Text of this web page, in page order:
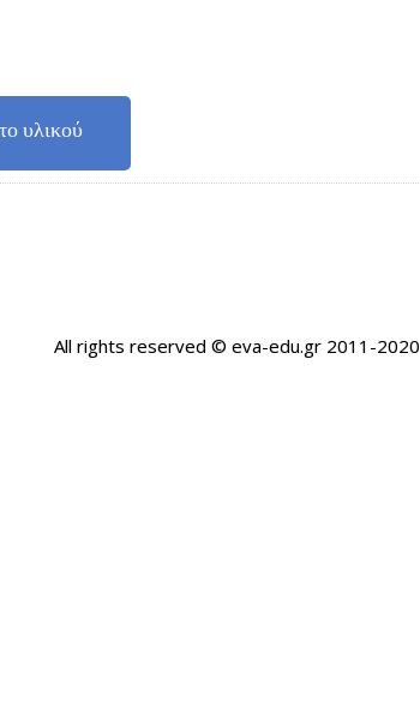
υλικού
All rights reserved © eva-edu.gr 2011-2020